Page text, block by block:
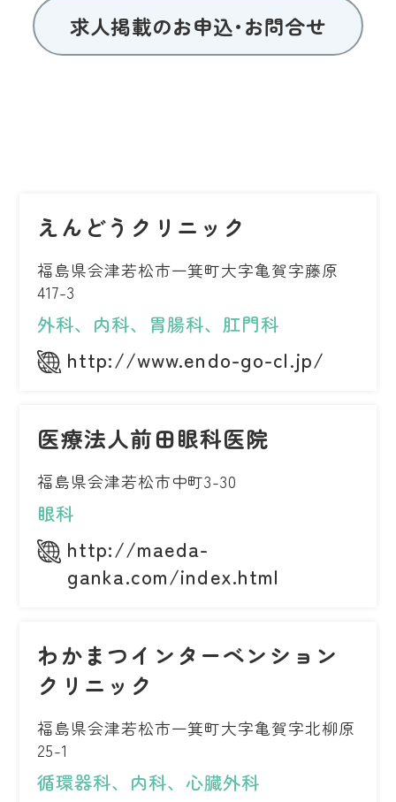
求人掲載のお申込･お問合せ
えんどうクリニック
福島県会津若松市一箕町大字亀賀字藤原
417-3
外科、内科、胃腸科、肛門科
http://www.endo-go-cl.jp/
医療法人前田眼科医院
福島県会津若松市中町3-30
眼科
http://maeda-
ganka.com/index.html
わかまつインターベンション
クリニック
福島県会津若松市一箕町大字亀賀字北柳原
25-1
循環器科、内科、心臓外科